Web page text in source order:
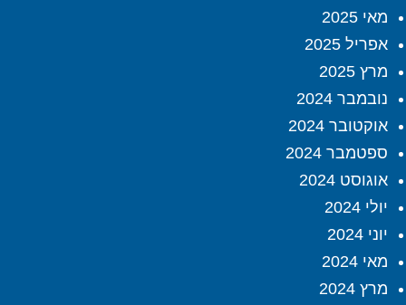
מאי 2025
אפריל 2025
מרץ 2025
נובמבר 2024
אוקטובר 2024
ספטמבר 2024
אוגוסט 2024
יולי 2024
יוני 2024
מאי 2024
מרץ 2024